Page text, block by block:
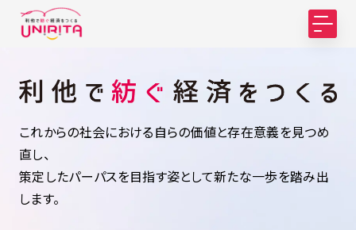
これからの社会における自らの価値と存在意義を見つめ
直し、
策定したパーパスを目指す姿として新たな一歩を踏み出
します。